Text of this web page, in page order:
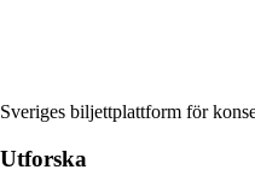
Sveriges biljettplattform för
Utforska